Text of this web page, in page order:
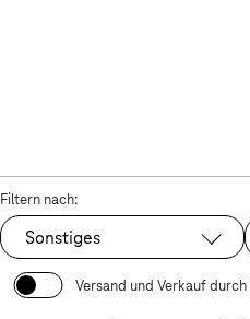
Filtern nach:
Ausgewählt:
Sonstiges
Versand und Verkauf